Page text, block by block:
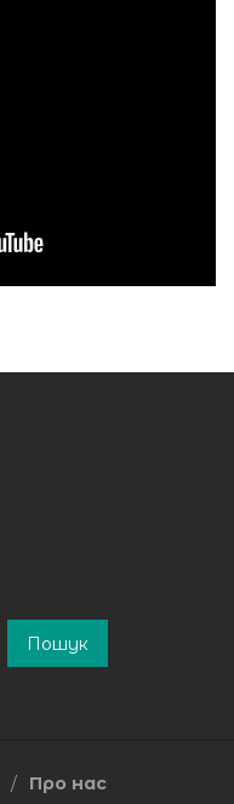
Пошук
Про нас